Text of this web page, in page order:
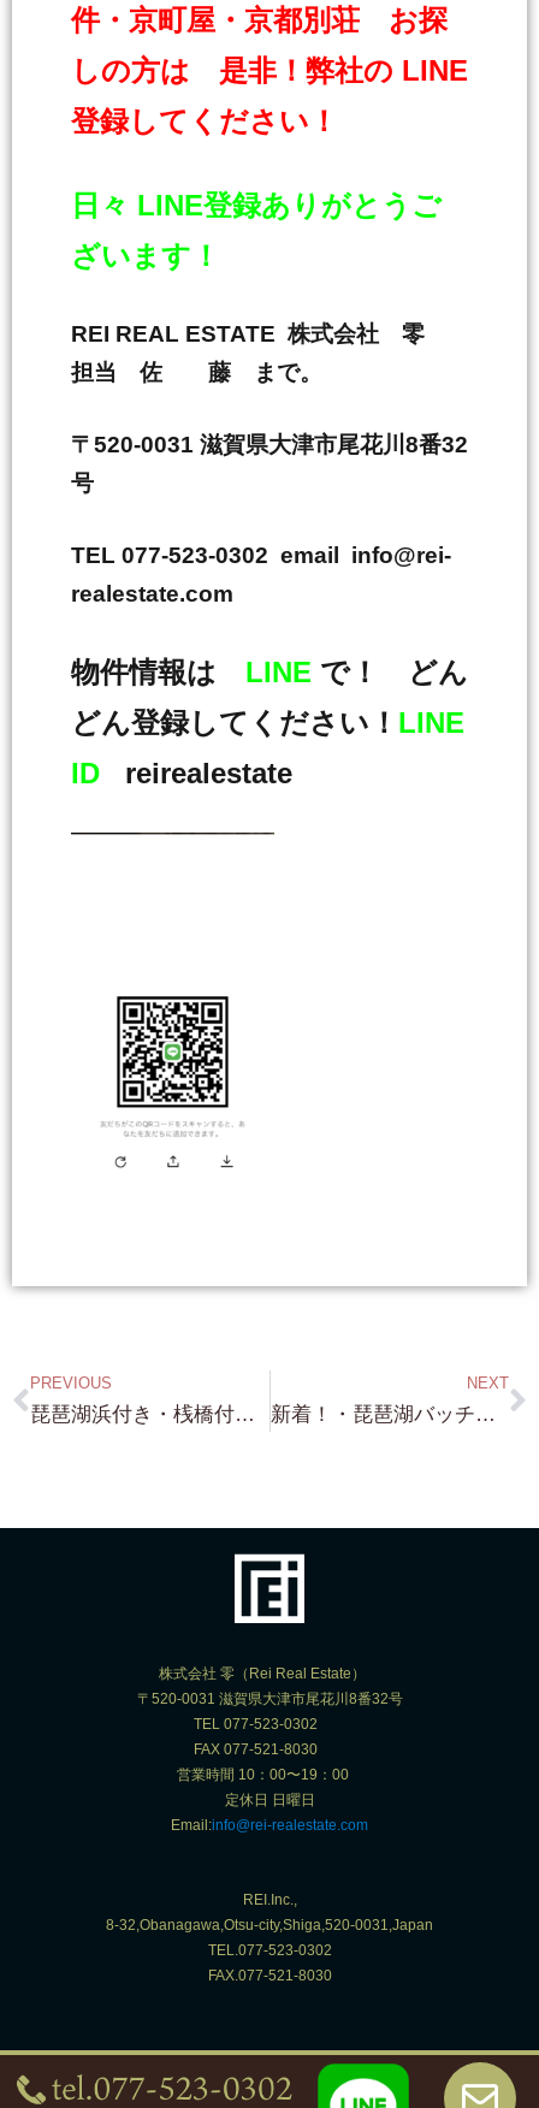
件・京町屋・京都別荘 お探
しの方は 是非！弊社の LINE
登録してください！
日々 LINE登録ありがとうご
ざいます！
REI REAL ESTATE 株式会社 零
担当 佐 藤 まで。
〒520-0031 滋賀県大津市尾花川8番32
号
TEL 077-523-0302 email info@rei-
realestate.com
物件情報は LINE で！ どん
どん登録してください！ LINE
ID reirealestate
PREVIOUS
琵琶湖浜付き・桟橋付き・大型物件リスト！・・琵琶湖別荘・保養所・マリーナ・更地・琵琶湖浜付きで 全て 1億円超える物件ばかりです！
NEXT
新着！・琵琶湖バッチリ浜前！・高島市鵜川・約308坪・価格・・お安いです（笑）3,000万円以下です！道路挟んで琵琶湖です！ 建物普通に建設できます！
株式会社 零（Rei Real Estate）
〒520-0031 滋賀県大津市尾花川8番32号
TEL 077-523-0302
FAX 077-521-8030
営業時間 10：00〜19：00
定休日 日曜日
Email:info@rei-realestate.com
REI.Inc.,
8-32,Obanagawa,Otsu-city,Shiga,520-0031,Japan
TEL.077-523-0302
FAX.077-521-8030